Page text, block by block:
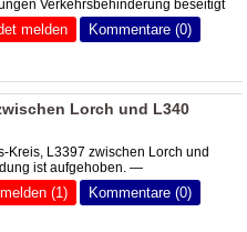
Verkehrsbehinderung beseitigt
melden Kommentare (0)
Lorch und L340
Kreis, L3397 zwischen Lorch und
ist aufgehoben. —
(1) Kommentare (0)